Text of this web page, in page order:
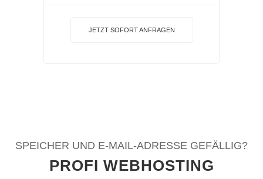
JETZT SOFORT ANFRAGEN
SPEICHER UND E-MAIL-ADRESSE GEFÄLLIG?
PROFI WEBHOSTING